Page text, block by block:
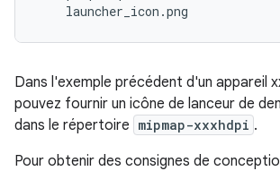
Dans l'exemple précédent d'un appareil
pouvez fournir un icône de lanceur de
dans le répertoire mipmap-xxxhdpi .
Pour obtenir des consignes de